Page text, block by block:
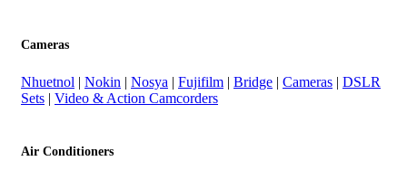
Cameras
Nhuetnol | Nokin | Nosya | Fujifilm | Bridge | Cameras | DSLR
Sets | Video & Action Camcorders
Air Conditioners